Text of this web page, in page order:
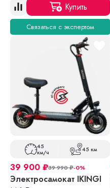
Купить
Связаться с экспертом
45
км/ч 45 км
39 900 ₽39 990₽-0%
Электросамокат IKINGI